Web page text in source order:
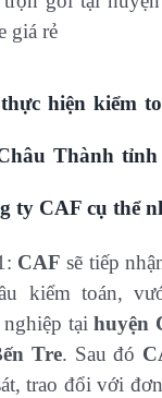
giá rẻ
hiện kiểm
Thành tỉnh
ty CAF cụ thể
CAF sẽ tiếp
kiểm toán,
nghiệp tạihuyện
Tre. Sau đó
trao đổi với